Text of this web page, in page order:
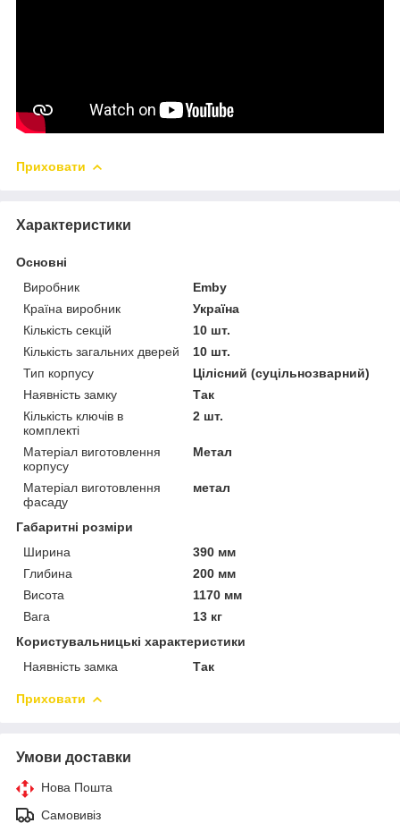
Приховати
Характеристики
Основні
Виробник
Emby
Країна виробник
Україна
Кількість секцій
10 шт.
Кількість загальних дверей
10 шт.
Тип корпусу
Цілісний (суцільнозварний)
Наявність замку
Так
Кількість ключів в
комплекті
2 шт.
Матеріал виготовлення
корпусу
Метал
Матеріал виготовлення
фасаду
метал
Габаритні розміри
Ширина
390 мм
Глибина
200 мм
Висота
1170 мм
Вага
13 кг
Користувальницькі характеристики
Наявність замка
Так
Приховати
Умови доставки
Нова Пошта
Самовивіз